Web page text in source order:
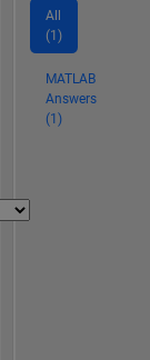
All
(1)
MATLAB
Answers
(1)